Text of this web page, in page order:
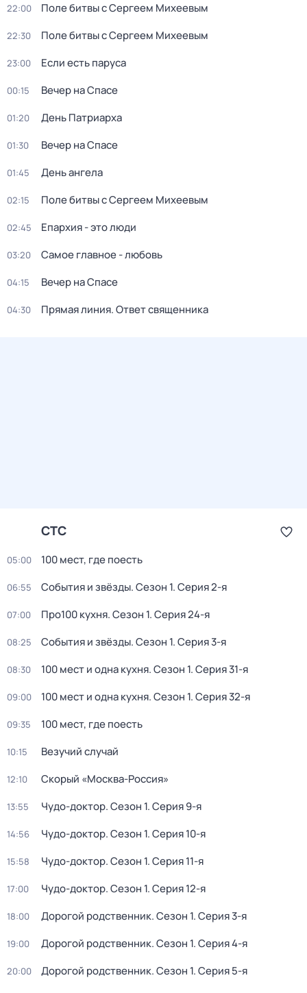
22:00 Поле битвы с Сергеем Михеевым
22:30 Поле битвы с Сергеем Михеевым
23:00 Если есть паруса
00:15 Вечер на Спасе
01:20 День Патриарха
01:30 Вечер на Спасе
01:45 День ангела
02:15 Поле битвы с Сергеем Михеевым
02:45 Епархия - это люди
03:20 Самое главное - любовь
04:15 Вечер на Спасе
04:30 Прямая линия. Ответ священника
СТС
05:00 100 мест, где поесть
06:55 События и звёзды. Сезон 1. Серия 2-я
07:00 Про100 кухня. Сезон 1. Серия 24-я
08:25 События и звёзды. Сезон 1. Серия 3-я
08:30 100 мест и одна кухня. Сезон 1. Серия 31-я
09:00 100 мест и одна кухня. Сезон 1. Серия 32-я
09:35 100 мест, где поесть
10:15 Везучий случай
12:10 Скорый «Москва-Россия»
13:55 Чудо-доктор. Сезон 1. Серия 9-я
14:56 Чудо-доктор. Сезон 1. Серия 10-я
15:58 Чудо-доктор. Сезон 1. Серия 11-я
17:00 Чудо-доктор. Сезон 1. Серия 12-я
18:00 Дорогой родственник. Сезон 1. Серия 3-я
19:00 Дорогой родственник. Сезон 1. Серия 4-я
20:00 Дорогой родственник. Сезон 1. Серия 5-я